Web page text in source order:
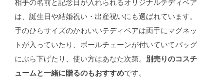
相手の名前と記念日が入れられるオリジナルテディベア
は、誕生日や結婚祝い・出産祝いにも選ばれています。
手のひらサイズのかわいいテディベアは両手にマグネッ
トが入っていたり、ボールチェーンが付いていてバッグ
にぶら下げたり、使い方はあなた次第。 別売りのコスチ
ュームと一緒に贈るのもおすすめです。